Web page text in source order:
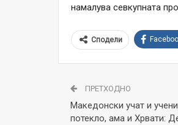
намалува севкупната
Сподели
ПРЕТХОДНО
Македонски учат и
потекло, ама и Хрвати: